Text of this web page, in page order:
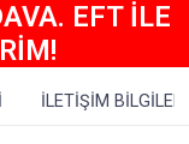
EFT İLE
İLETİŞİM BİLGİLERİ